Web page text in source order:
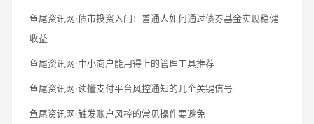
鱼尾资讯网·债市投资入门：普通人如何通过债券基金实现稳健
收益
鱼尾资讯网·中小商户能用得上的管理工具推荐
鱼尾资讯网·读懂支付平台风控通知的几个关键信号
鱼尾资讯网·触发账户风控的常见操作要避免